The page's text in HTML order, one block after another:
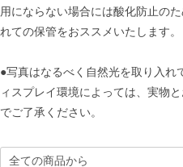
用にならない場合には酸化防止の
れての保管をおススメいたします。
●写真はなるべく自然光を取り入
ィスプレイ環境によっては、実物
でご了承ください。